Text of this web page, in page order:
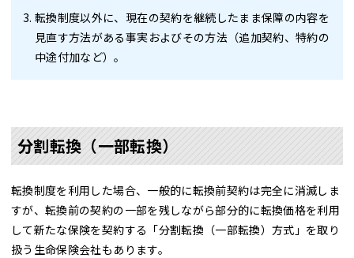
転換制度以外に、現在の契約を継続したまま保障の内容を
見直す方法がある事実およびその方法（追加契約、特約の
中途付加など）。
分割転換（一部転換）
転換制度を利用した場合、一般的に転換前契約は完全に消滅しま
すが、転換前の契約の一部を残しながら部分的に転換価格を利用
して新たな保険を契約する「分割転換（一部転換）方式」を取り
扱う生命保険会社もあります。